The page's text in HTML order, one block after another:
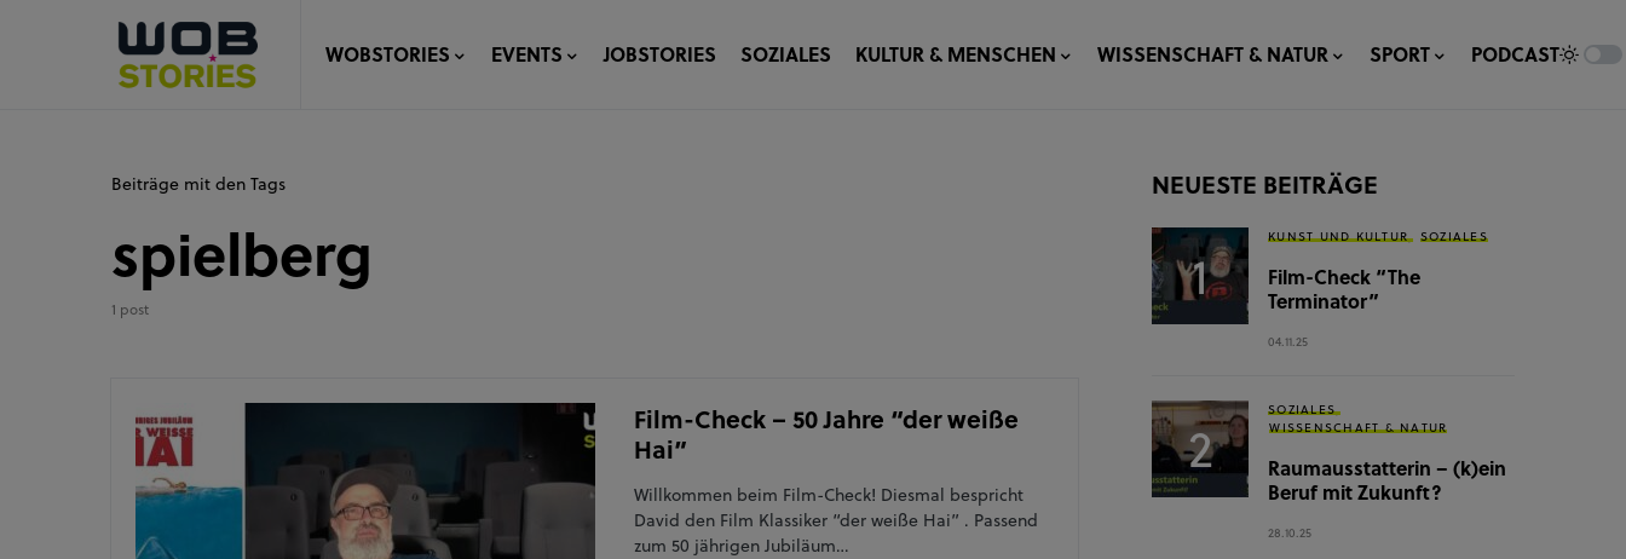
WOBSTORIES EVENTS JOBSTORIES SOZIALES KULTUR & MENSCHEN WISSENSCHAFT & NATUR SPORT PODCAST
Beiträge mit den Tags
spielberg
1 post
Film-Check – 50 Jahre “der weiße
Hai”
Willkommen beim Film-Check! Diesmal bespricht
David den Film Klassiker “der weiße Hai” . Passend
zum 50 jährigen Jubiläum…
NEUESTE BEITRÄGE
KUNST UND KULTUR SOZIALES
Film-Check “The
Terminator”
04.11.25
SOZIALES
WISSENSCHAFT & NATUR
Raumausstatterin – (k)ein
Beruf mit Zukunft?
28.10.25